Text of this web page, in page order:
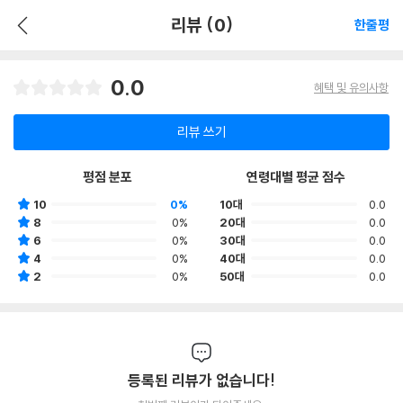
리뷰 (0) 한줄평
0.0 혜택 및 유의사항
리뷰 쓰기
평점 분포
10
0%
8
0%
6
0%
4
0%
2
0%
연령대별 평균 점수
10대
0.0
20대
0.0
30대
0.0
40대
0.0
50대
0.0
등록된 리뷰가 없습니다!